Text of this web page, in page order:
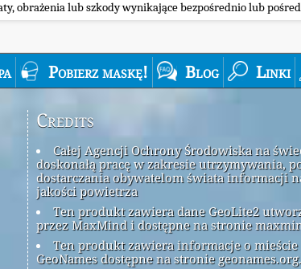
obrażenia lub szkody wynikające bezpośrednio lub
Pobierz maskę! Blog Linki
Credits
Całej Agencji Ochrony Środowiska na
doskonałą pracę w zakresie utrzymywania,
dostarczania obywatelom świata informacji
jakości powietrza
Ten produkt zawiera dane GeoLite2
przez MaxMind i dostępne na stronie
Ten produkt zawiera informacje o mieście
GeoNames dostępne na stronie geonames.org.